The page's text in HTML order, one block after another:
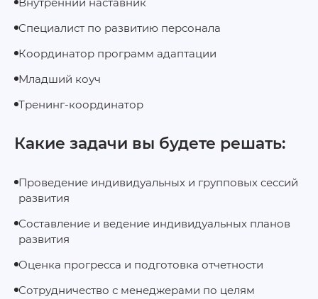
Специалист по развитию персонала
Координатор программ адаптации
Младший коуч
Тренинг-координатор
Какие задачи вы будете решать:
Проведение индивидуальных и групповых сессий
развития
Составление и ведение индивидуальных планов
развития
Оценка прогресса и подготовка отчетности
Сотрудничество с менеджерами по целям